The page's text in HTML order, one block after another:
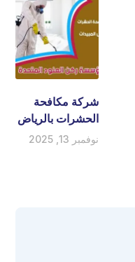
شركة مكافحة
الحشرات بالرياض
نوفمبر 13, 2025